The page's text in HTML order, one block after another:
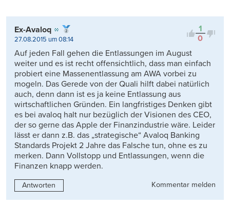
1
0
Ex-Avaloq
27.08.2015 um 08:14
Auf jeden Fall gehen die Entlassungen im August
weiter und es ist recht offensichtlich, dass man einfach
probiert eine Massenentlassung am AWA vorbei zu
mogeln. Das Gerede von der Quali hilft dabei natürlich
auch, denn dann ist es ja keine Entlassung aus
wirtschaftlichen Gründen. Ein langfristiges Denken gibt
es bei avaloq halt nur bezüglich der Visionen des CEO,
der so gerne das Apple der Finanzindustrie wäre. Leider
lässt er dann z.B. das „strategische“ Avaloq Banking
Standards Projekt 2 Jahre das Falsche tun, ohne es zu
merken. Dann Vollstopp und Entlassungen, wenn die
Finanzen knapp werden.
Antworten Kommentar melden